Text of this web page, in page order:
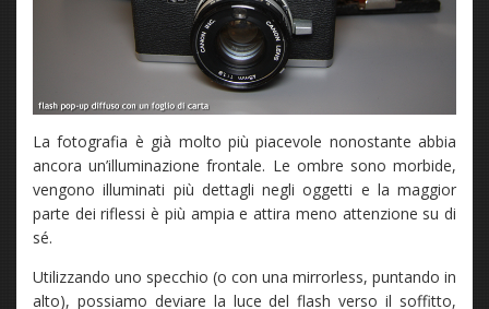
La fotografia è già molto più piacevole nonostante abbia
ancora un’illuminazione frontale. Le ombre sono morbide,
vengono illuminati più dettagli negli oggetti e la maggior
parte dei riflessi è più ampia e attira meno attenzione su di
sé.
Utilizzando uno specchio (o con una mirrorless, puntando in
alto), possiamo deviare la luce del flash verso il soffitto,